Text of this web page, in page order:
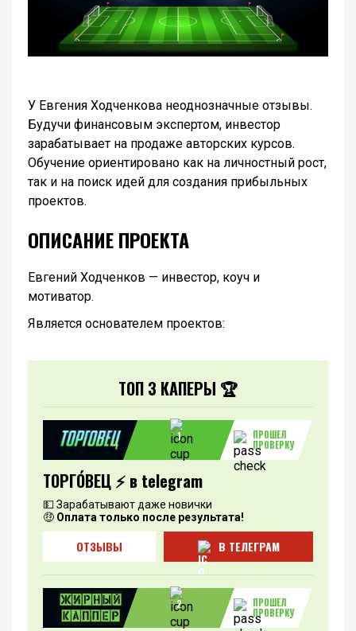
У Евгения Ходченкова неоднозначные отзывы.
Будучи финансовым экспертом, инвестор
зарабатывает на продаже авторских курсов.
Обучение ориентировано как на личностный рост,
так и на поиск идей для создания прибыльных
проектов.
ОПИСАНИЕ ПРОЕКТА
Евгений Ходченков — инвестор, коуч и
мотиватор.
Является основателем проектов:
ТОП 3 КАПЕРЫ 🏆
1
ПРОШЕЛ
ПРОВЕРКУ
ТОРГО́ВЕЦ ⚡️ в telegram
💵 Зарабатывают даже новички
🤑 Оплата только после результата!
ОТЗЫВЫ В ТЕЛЕГРАМ
2
ПРОШЕЛ
ПРОВЕРКУ